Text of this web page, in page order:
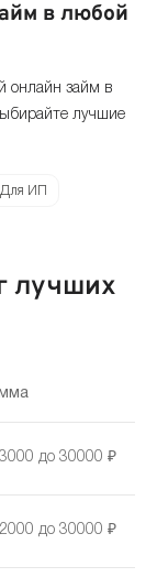
в любой
онлайн займ в
лучшие
Для ИП
лучших
до 30000 ₽
до 30000 ₽